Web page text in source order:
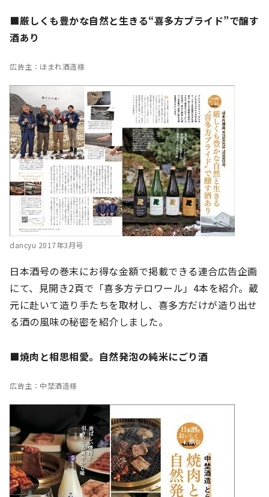
■厳しくも豊かな自然と生きる“喜多方プライド”で醸す
酒あり
広告主：ほまれ酒造様
dancyu 2017年3月号
日本酒号の巻末にお得な金額で掲載できる連合広告企画
にて、見開き2頁で「喜多方テロワール」4本を紹介。蔵
元に赴いて造り手たちを取材し、喜多方だけが造り出せ
る酒の風味の秘密を紹介しました。
■焼肉と相思相愛。自然発泡の純米にごり酒
広告主：中埜酒造様